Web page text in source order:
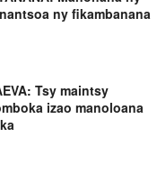
ny fikambanana
Tsy maintsy
izao manoloana